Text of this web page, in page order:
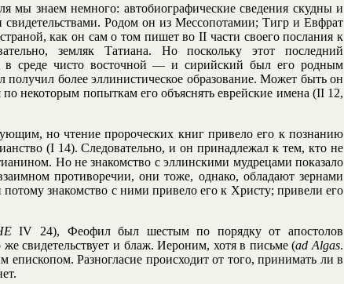
мы знаем немного: автобиографические сведения скудны и
Родом он из Мессопотамии; Тигр и Евфрат
страной, как он сам о том пишет во II части своего послания к
земляк Татиана. Но поскольку этот последний
в среде чисто восточной — и сирийский был его родным
получил более эллинистическое образование. Может быть он
по некоторым попыткам его объяснять еврейские имена (II 12,
но чтение пророческих книг привело его к познанию
(I 14). Следовательно, и он принадлежал к тем, кто не
Но не знакомство с эллинскими мудрецами показало
противоречии, они тоже, однако, обладают зернами
знакомство с ними привело его к Христу; привели его
IV 24), Феофил был шестым по порядку от апостолов
свидетельствует и блаж. Иероним, хотя в письме (ad Algas.
епископом. Разногласие происходит от того, принимать ли в